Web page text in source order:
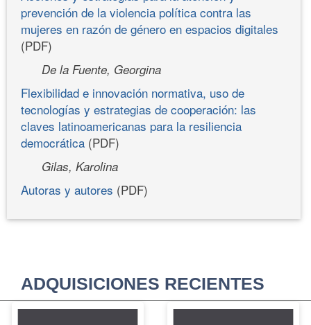
prevención de la violencia política contra las
mujeres en razón de género en espacios digitales
(PDF)
De la Fuente, Georgina
Flexibilidad e innovación normativa, uso de
tecnologías y estrategias de cooperación: las
claves latinoamericanas para la resiliencia
democrática (PDF)
Gilas, Karolina
Autoras y autores (PDF)
ADQUISICIONES RECIENTES